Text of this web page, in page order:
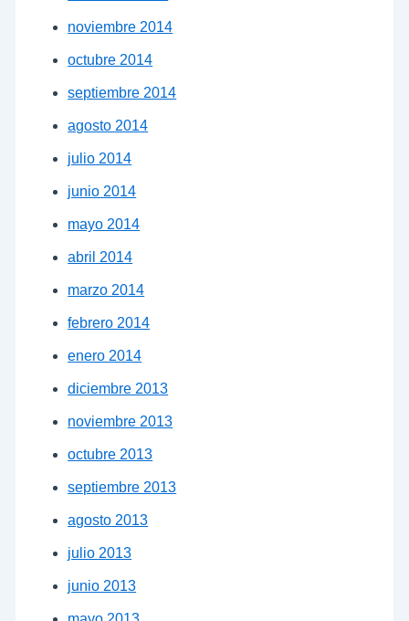
noviembre 2014
octubre 2014
septiembre 2014
agosto 2014
julio 2014
junio 2014
mayo 2014
abril 2014
marzo 2014
febrero 2014
enero 2014
diciembre 2013
noviembre 2013
octubre 2013
septiembre 2013
agosto 2013
julio 2013
junio 2013